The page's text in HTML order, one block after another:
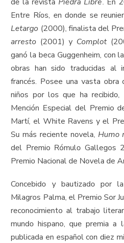
Entre Ríos, en donde se
Letargo (2000), finalista del
arresto (2001) yComplot
ganó la beca Guggenheim, con
obras han sido traducidas al
francés. Posee una vasta
niños por los que ha
Mención Especial del Premio
Martí, el White Ravens y el
Su más reciente novela, Humo
del Premio Rómulo Gallegos
Premio Nacional de Novela de
Concebido y bautizado por
Milagros Palma, el Premio Sor
reconocimiento al trabajo
mundo hispano, que premia a
publicada en español con diez